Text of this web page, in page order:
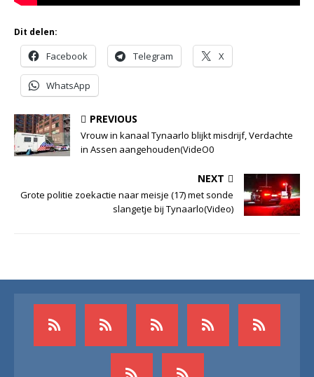
Dit delen:
Facebook Telegram X
WhatsApp
PREVIOUS
Vrouw in kanaal Tynaarlo blijkt misdrijf, Verdachte
in Assen aangehouden(VideO0
NEXT
Grote politie zoekactie naar meisje (17) met sonde
slangetje bij Tynaarlo(Video)